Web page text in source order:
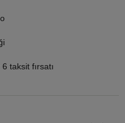
taksit fırsatı